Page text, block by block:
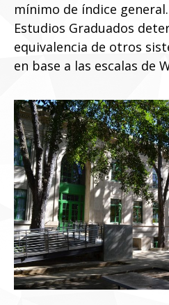
mínimo de índice
Estudios Graduados
equivalencia de otros
en base a las escalas de